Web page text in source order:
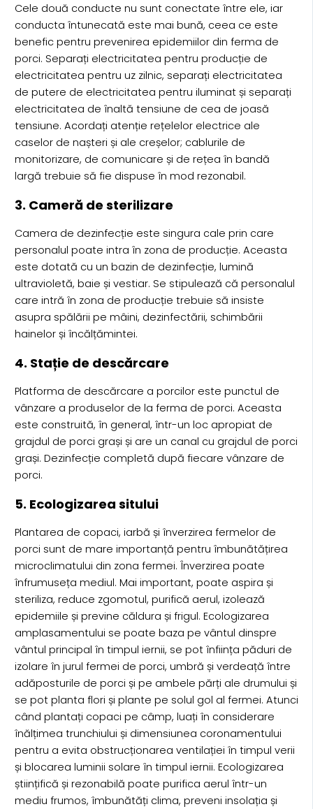
Cele două conducte nu sunt conectate între ele, iar
conducta întunecată este mai bună, ceea ce este
benefic pentru prevenirea epidemiilor din ferma de
porci. Separați electricitatea pentru producție de
electricitatea pentru uz zilnic, separați electricitatea
de putere de electricitatea pentru iluminat și separați
electricitatea de înaltă tensiune de cea de joasă
tensiune. Acordați atenție rețelelor electrice ale
caselor de nașteri și ale creșelor; cablurile de
monitorizare, de comunicare și de rețea în bandă
largă trebuie să fie dispuse în mod rezonabil.
3. Cameră de sterilizare
Camera de dezinfecție este singura cale prin care
personalul poate intra în zona de producție. Aceasta
este dotată cu un bazin de dezinfecție, lumină
ultravioletă, baie și vestiar. Se stipulează că personalul
care intră în zona de producție trebuie să insiste
asupra spălării pe mâini, dezinfectării, schimbării
hainelor și încălțămintei.
4. Stație de descărcare
Platforma de descărcare a porcilor este punctul de
vânzare a produselor de la ferma de porci. Aceasta
este construită, în general, într-un loc apropiat de
grajdul de porci grași și are un canal cu grajdul de porci
grași. Dezinfecție completă după fiecare vânzare de
porci.
5. Ecologizarea sitului
Plantarea de copaci, iarbă și înverzirea fermelor de
porci sunt de mare importanță pentru îmbunătățirea
microclimatului din zona fermei. Înverzirea poate
înfrumuseța mediul. Mai important, poate aspira și
steriliza, reduce zgomotul, purifică aerul, izolează
epidemiile și previne căldura și frigul. Ecologizarea
amplasamentului se poate baza pe vântul dinspre
vântul principal în timpul iernii, se pot înființa păduri de
izolare în jurul fermei de porci, umbră și verdeață între
adăposturile de porci și pe ambele părți ale drumului și
se pot planta flori și plante pe solul gol al fermei. Atunci
când plantați copaci pe câmp, luați în considerare
înălțimea trunchiului și dimensiunea coronamentului
pentru a evita obstrucționarea ventilației în timpul verii
și blocarea luminii solare în timpul iernii. Ecologizarea
științifică și rezonabilă poate purifica aerul într-un
mediu frumos, îmbunătăți clima, preveni insolația și